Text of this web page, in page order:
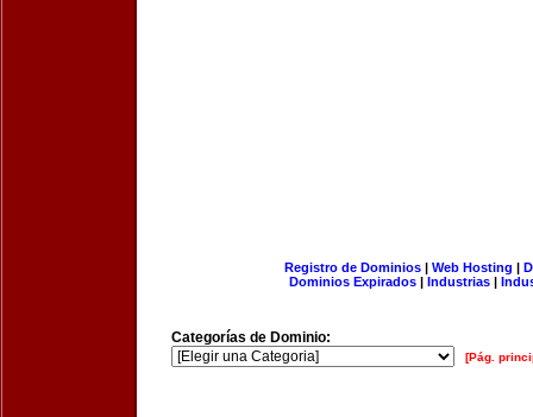
Registro de Dominios| Web Hosting |
Dominios Expirados | Industrias |
Categorías de Dominio:
[Pág.